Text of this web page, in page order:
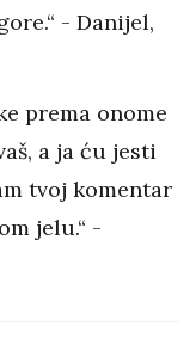
- Danijel,
prema onome
a ja ću jesti
tvoj komentar
jelu.“ -